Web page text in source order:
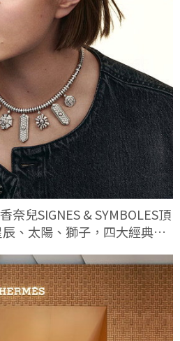
奈兒SIGNES & SYMBOLES頂
、太陽、獅子，四大經典符